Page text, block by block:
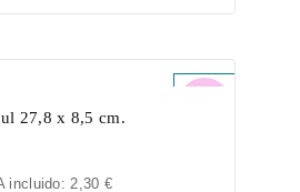
27,8 x 8,5 cm.
incluido:2,30 €